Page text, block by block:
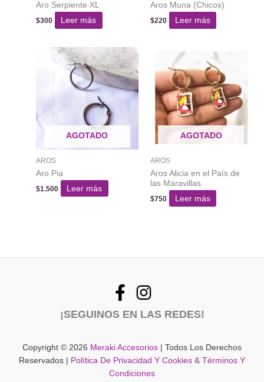
Aro Serpiente XL
$300 Leer más
Aros Muna (Chicos)
$220 Leer más
AGOTADO
AROS
Aro Pia
$1.500 Leer más
AGOTADO
AROS
Aros Alicia en el País de
las Maravillas
$750 Leer más
¡SEGUINOS EN LAS REDES!
Copyright © 2026 Meraki Accesorios | Todos Los Derechos
Reservados |
Política De Privacidad Y Cookies & Términos Y
Condiciones